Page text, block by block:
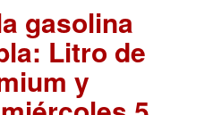
gasolina
Litro de
y